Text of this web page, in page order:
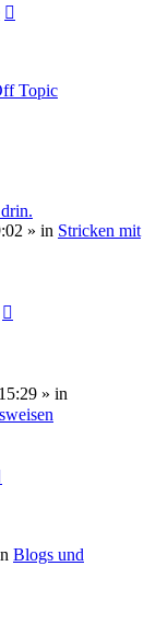
Topic
» in Stricken mit
» in
Blogs und